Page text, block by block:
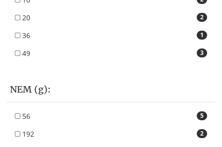
2
20
1
36
3
49
NEM (g):
5
56
2
192